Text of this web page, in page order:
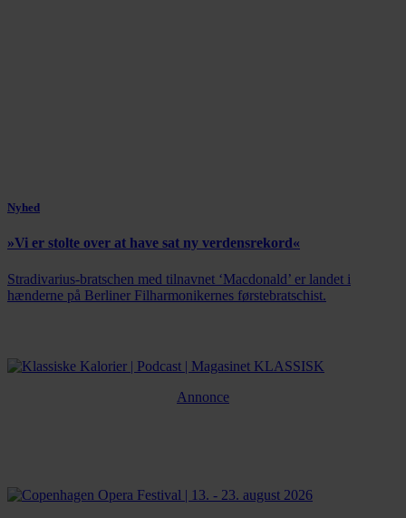
Nyhed
»Vi er stolte over at have sat ny verdensrekord«
Stradivarius-bratschen med tilnavnet ‘Macdonald’ er landet i
hænderne på Berliner Filharmonikernes førstebratschist.
Annonce